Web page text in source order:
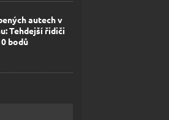
autech v
Tehdejší řidiči
bodů